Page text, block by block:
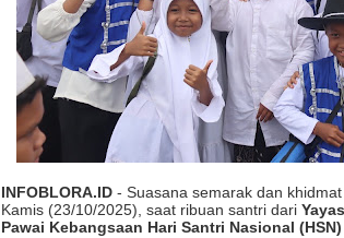
INFOBLORA.ID - Suasana semarak dan
Kamis (23/10/2025), saat ribuan santri dari
Pawai Kebangsaan Hari Santri Nasional (HSN)